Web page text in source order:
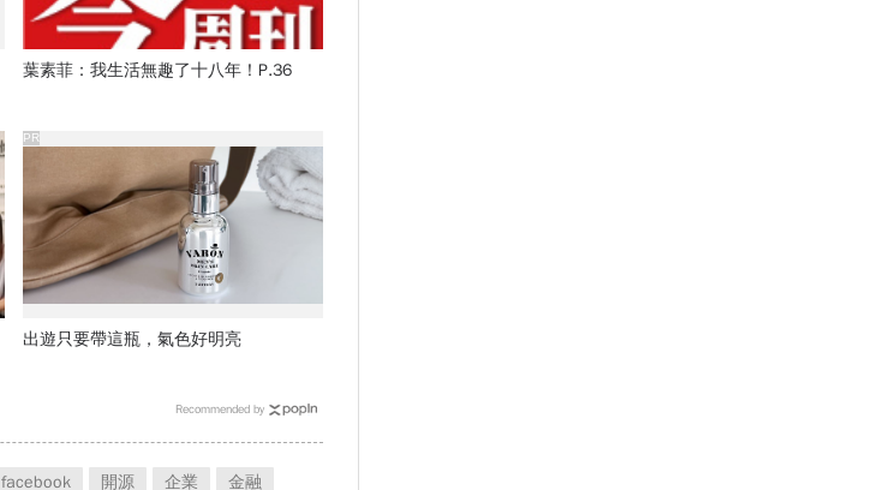
葉素菲：我生活無趣了十八年！P.36
出遊只要帶這瓶，氣色好明亮
PR
Recommended by
facebook 開源 企業 金融